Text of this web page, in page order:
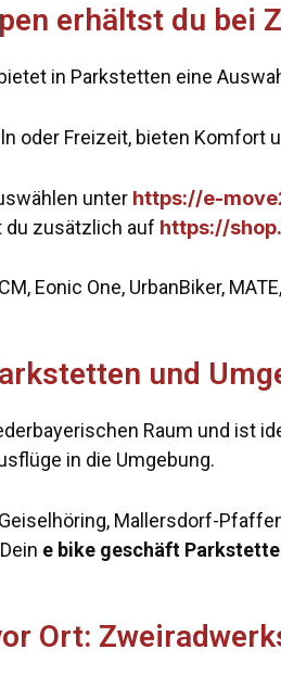
erhältst du bei
in Parkstetten eine
oder Freizeit, bieten
unter https://e-
du zusätzlich auf https://
Eonic One, UrbanBiker,
und
Raum und ist
in die Umgebung.
Mallersdorf-
e bike geschäft
Ort: